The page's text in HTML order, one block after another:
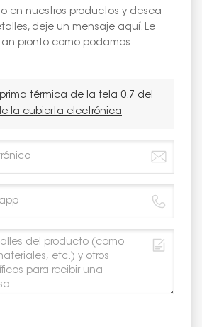
en nuestros productos y desea
deje un mensaje aquí. Le
pronto como podamos.
térmica de la tela 0.7 del
la cubierta electrónica